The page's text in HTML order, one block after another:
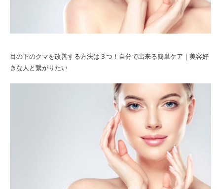
目の下のクマを改善する方法は３つ！自分で出来る簡単ケア｜美容好
きな人と繋がりたい